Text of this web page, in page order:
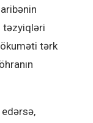
təzyiqləri
tərk